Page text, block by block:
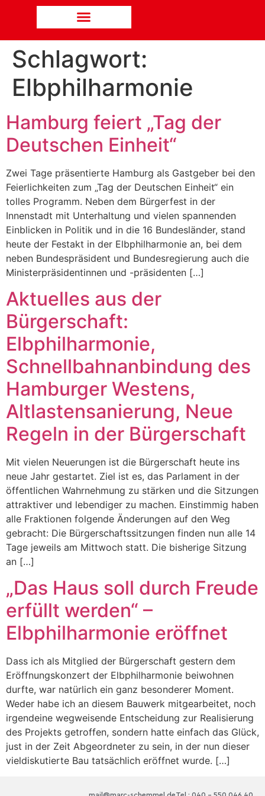
Schlagwort:
Elbphilharmonie
Hamburg feiert „Tag der
Deutschen Einheit“
Zwei Tage präsentierte Hamburg als Gastgeber bei den
Feierlichkeiten zum „Tag der Deutschen Einheit“ ein
tolles Programm. Neben dem Bürgerfest in der
Innenstadt mit Unterhaltung und vielen spannenden
Einblicken in Politik und in die 16 Bundesländer, stand
heute der Festakt in der Elbphilharmonie an, bei dem
neben Bundespräsident und Bundesregierung auch die
Ministerpräsidentinnen und -präsidenten […]
Aktuelles aus der
Bürgerschaft:
Elbphilharmonie,
Schnellbahnanbindung des
Hamburger Westens,
Altlastensanierung, Neue
Regeln in der Bürgerschaft
Mit vielen Neuerungen ist die Bürgerschaft heute ins
neue Jahr gestartet. Ziel ist es, das Parlament in der
öffentlichen Wahrnehmung zu stärken und die Sitzungen
attraktiver und lebendiger zu machen. Einstimmig haben
alle Fraktionen folgende Änderungen auf den Weg
gebracht: Die Bürgerschaftssitzungen finden nun alle 14
Tage jeweils am Mittwoch statt. Die bisherige Sitzung
an […]
„Das Haus soll durch Freude
erfüllt werden“ –
Elbphilharmonie eröffnet
Dass ich als Mitglied der Bürgerschaft gestern dem
Eröffnungskonzert der Elbphilharmonie beiwohnen
durfte, war natürlich ein ganz besonderer Moment.
Weder habe ich an diesem Bauwerk mitgearbeitet, noch
irgendeine wegweisende Entscheidung zur Realisierung
des Projekts getroffen, sondern hatte einfach das Glück,
just in der Zeit Abgeordneter zu sein, in der nun dieser
vieldiskutierte Bau tatsächlich eröffnet wurde. […]